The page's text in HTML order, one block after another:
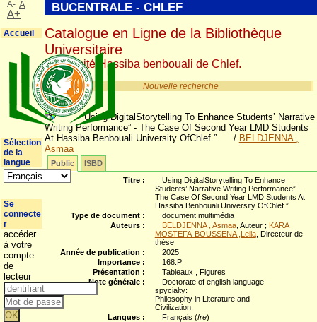
Nouvelle recherche
Using DigitalStorytelling To Enhance Students’ Narrative
Writing Performance” - The Case Of Second Year LMD Students
At Hassiba Benbouali University OfChlef.”
/ BELDJENNA ,
Asmaa
Public
ISBD
Titre :
Using DigitalStorytelling To Enhance
Students’ Narrative Writing Performance” -
The Case Of Second Year LMD Students At
Hassiba Benbouali University OfChlef.”
Type de document :
document multimédia
Auteurs :
BELDJENNA , Asmaa, Auteur ; KARA
MOSTEFA-BOUSSENA ,Leila, Directeur de
thèse
Année de publication :
2025
Importance :
168.P
Présentation :
Tableaux , Figures
Note générale :
Doctorate of english language
spycialty:
Philosophy in Literature and
Civilization.
Langues :
Français (fre)
BUCENTRALE - CHLEF
Catalogue en Ligne de la Bibliothèque
Universitaire
Université Hassiba benbouali de Chlef.
A- A
A+
Accueil
Sélection
de la
langue
Se
connecte
r
accéder
à votre
compte
de
lecteur